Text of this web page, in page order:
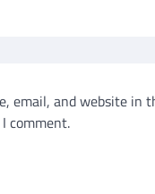
email, and website in
comment.